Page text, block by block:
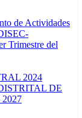
de Actividades
Trimestre del
2024
DE